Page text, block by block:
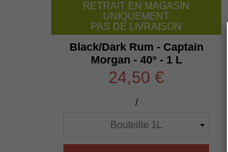
RETRAIT EN MAGASIN
UNIQUEMENT
PAS DE LIVRAISON
Black/Dark Rum - Captain
Morgan - 40° - 1 L
24,50 €
/